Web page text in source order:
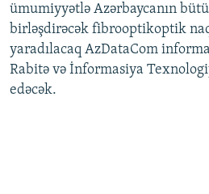
BIZIMLƏ ƏLAQƏ
XƏBƏR BÜLLETENLƏRIMIZ
ümumiyyətlə Azərbaycanın
birləşdirəcək fibrooptikoptik
yaradılacaq AzDataCom
Rabitə və İnformasiya
edəcək.